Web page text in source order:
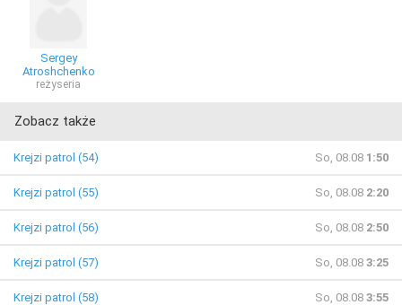
Sergey
Atroshchenko
reżyseria
Zobacz także
Krejzi patrol (54) So, 08.08 1:50
Krejzi patrol (55) So, 08.08 2:20
Krejzi patrol (56) So, 08.08 2:50
Krejzi patrol (57) So, 08.08 3:25
Krejzi patrol (58) So, 08.08 3:55